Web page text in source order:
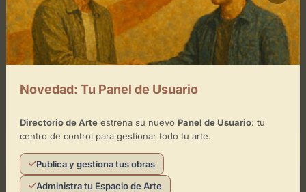
Tiffany Photography
Capturando momentos únicosTiffany Photography es
un estudio fotográfico profesional ubicado en
Sonseca, Toledo, especializado en inmortalizar los
y...
GENERAL
Novedad: Tu Panel de Usuario
Directorio de Arteestrena su nuevo Panel de Usuario: tu
centro de control para gestionar todo tu arte.
Publica y gestiona tus obras
Administra tu Espacio de Arte